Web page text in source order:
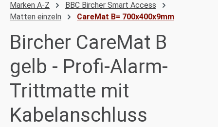
Marken A-Z
BBC Bircher Smart Access
Matten einzeln
CareMat B= 700x400x9mm
Bircher CareMat B
gelb - Profi-Alarm-
Trittmatte mit
Kabelanschluss